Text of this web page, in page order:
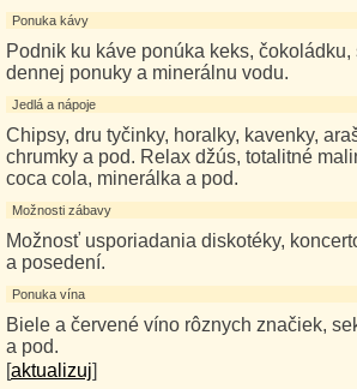
Ponuka kávy
Podnik ku káve ponúka keks,
dennej ponuky a minerálnu vodu.
Jedlá a nápoje
Chipsy, dru tyčinky, horalky, kavenky,
chrumky a pod. Relax džús, totalitné
coca cola, minerálka a pod.
Možnosti zábavy
Možnosť usporiadania diskotéky,
a posedení.
Ponuka vína
Biele a červené víno rôznych značiek,
a pod.
[aktualizuj]